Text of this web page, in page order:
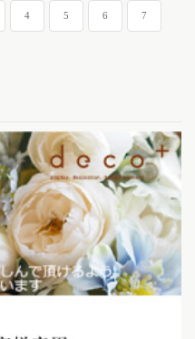
4 5 6 7